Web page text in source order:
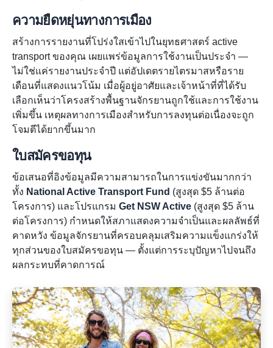
ความยืดหยุ่นทางการเมือง
สร้างการรายงานที่โปร่งใสเข้าไปในยุทธศาสตร์ active
transport ของคุณ เผยแพร่ข้อมูลการใช้งานเป็นประจำ —
ไม่ใช่แค่รายงานประจำปี แต่อัปเดตรายไตรมาสหรือราย
เดือนที่แสดงแนวโน้ม เมื่อผู้อยู่อาศัยและเจ้าหน้าที่ที่ได้รับ
เลือกเห็นว่าโครงสร้างพื้นฐานจักรยานถูกใช้และการใช้งาน
เพิ่มขึ้น เหตุผลทางการเมืองสำหรับการลงทุนต่อเนื่องจะถูก
โจมตีได้ยากขึ้นมาก
ใบสมัครขอทุน
ข้อเสนอที่อิงข้อมูลมีความสามารถในการแข่งขันมากกว่า
ทั้ง National Active Transport Fund (สูงสุด $5 ล้านต่อ
โครงการ) และโปรแกรม Get NSW Active (สูงสุด $5 ล้าน
ต่อโครงการ) กำหนดให้สภาแสดงความจำเป็นและผลลัพธ์ที่
คาดหวัง ข้อมูลจักรยานที่ครอบคลุมเสริมความแข็งแกร่งให้
ทุกส่วนของใบสมัครขอทุน — ตั้งแต่การระบุปัญหาไปจนถึง
ผลกระทบที่คาดการณ์